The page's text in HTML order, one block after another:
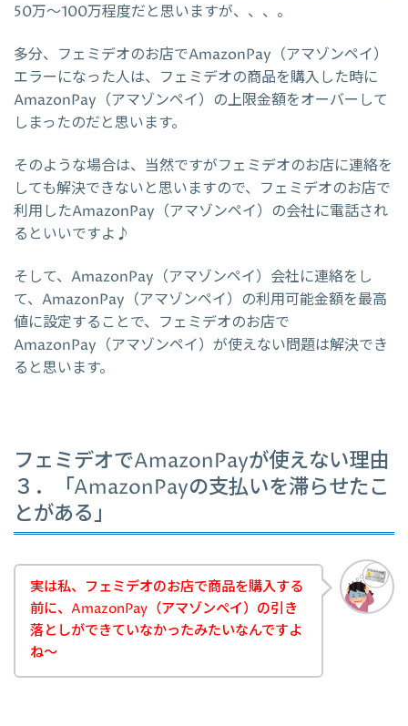
50万～100万程度だと思いますが、、、。
多分、フェミデオのお店でAmazonPay（アマゾンペイ）
エラーになった人は、フェミデオの商品を購入した時に
AmazonPay（アマゾンペイ）の上限金額をオーバーして
しまったのだと思います。
そのような場合は、当然ですがフェミデオのお店に連絡を
しても解決できないと思いますので、フェミデオのお店で
利用したAmazonPay（アマゾンペイ）の会社に電話され
るといいですよ♪
そして、AmazonPay（アマゾンペイ）会社に連絡をし
て、AmazonPay（アマゾンペイ）の利用可能金額を最高
値に設定することで、フェミデオのお店で
AmazonPay（アマゾンペイ）が使えない問題は解決でき
ると思います。
フェミデオでAmazonPayが使えない理由
３．「AmazonPayの支払いを滞らせたこ
とがある」
実は私、フェミデオのお店で商品を購入する
前に、AmazonPay（アマゾンペイ）の引き
落としができていなかったみたいなんですよ
ね～